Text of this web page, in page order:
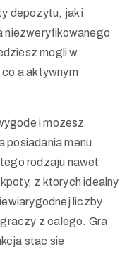
depozytu, jak i
niezweryfikowanego
mogli w
a aktywnym
i mozesz
posiadania menu
rodzaju nawet
z ktorych idealny
liczby
z calego. Gra
stac sie